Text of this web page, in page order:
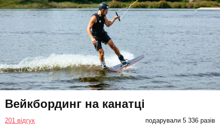
Вейкбординг на канатці
201 відгук подарували 5 336 разів